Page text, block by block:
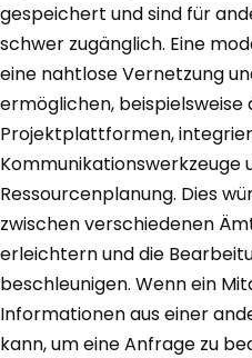
gespeichert und sind für
schwer zugänglich. Eine
eine nahtlose Vernetzung
ermöglichen,
Projektplattformen,
Ressourcenplanung. Dies
zwischen verschiedenen
erleichtern und die
beschleunigen. Wenn ein
Informationen aus einer
kann, um eine Anfrage zu